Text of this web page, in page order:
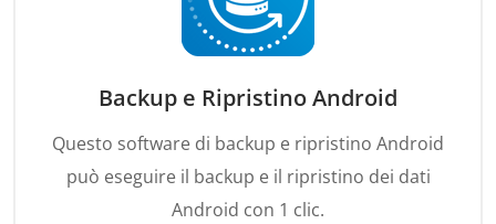
Backup e Ripristino Android
Questo software di backup e ripristino Android
può eseguire il backup e il ripristino dei dati
Android con 1 clic.